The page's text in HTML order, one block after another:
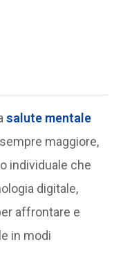
salute mentale
maggiore,
individuale che
digitale,
affrontare e
in modi